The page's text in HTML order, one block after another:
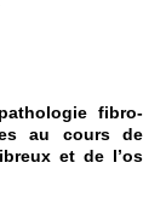
fibro-
au cours de
et de l’os